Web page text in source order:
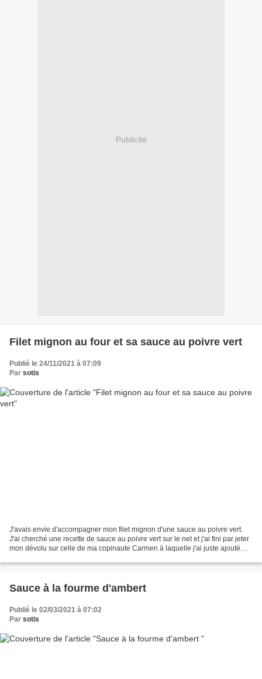
Publicité
Filet mignon au four et sa sauce au poivre vert
Publié le 24/11/2021 à 07:09
Par sotis
J'avais envie d'accompagner mon filet mignon d'une sauce au poivre vert.
J'ai cherché une recette de sauce au poivre vert sur le net et j'ai fini par jeter
mon dévolu sur celle de ma copinaute Carmen à laquelle j'ai juste ajouté
Sauce à la fourme d'ambert
Publié le 02/03/2021 à 07:02
Par sotis